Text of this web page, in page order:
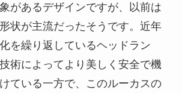
があるデザインですが、以前は
状が主流だったそうです。近年
を繰り返しているヘッドラン
術によってより美しく安全で機
ている一方で、このルーカスの